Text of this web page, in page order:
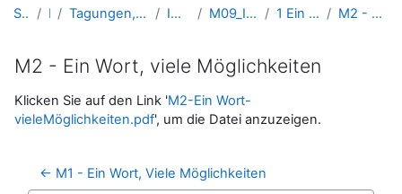
Startseite Kurse Tagungen, Events und Arbeitsgemeinschaften GW INSERT-Lernkurse M09_Inflation _in_meinem_Leben 1 Ein Wort, viele Möglichkeiten M2 - Ein Wort, viele Möglichkeiten
M2 - Ein Wort, viele Möglichkeiten
Abschlussbedingungen
Klicken Sie auf den Link 'M2-Ein Wort-
vieleMöglichkeiten.pdf', um die Datei anzuzeigen.
← M1 - Ein Wort, Viele Möglichkeiten